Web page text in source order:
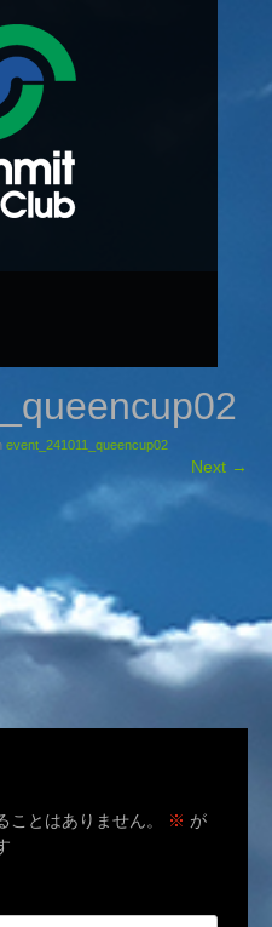
event_241011_queencup02
Next →
ことはありません。
※ が